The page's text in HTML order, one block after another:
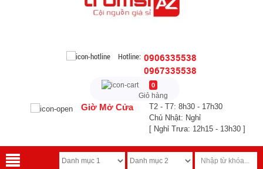
Hotline: 0906335538
0967335538
0
Giỏ hàng
Giờ Mở Cửa
T2 - T7: 8h30 - 17h30
Chủ Nhật: Nghỉ
[ Nghỉ Trưa: 12h15 - 13h30 ]